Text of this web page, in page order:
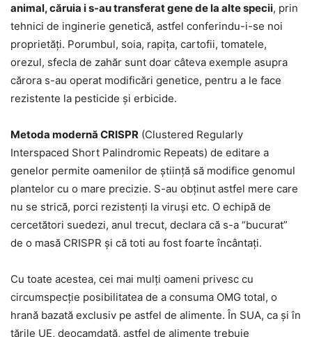
animal, căruia i s-au transferat gene de la alte specii, prin
tehnici de inginerie genetică, astfel conferindu-i-se noi
proprietăţi. Porumbul, soia, rapiţa, cartofii, tomatele,
orezul, sfecla de zahăr sunt doar câteva exemple asupra
cărora s-au operat modificări genetice, pentru a le face
rezistente la pesticide şi erbicide.
Metoda modernă CRISPR (Clustered Regularly
Interspaced Short Palindromic Repeats) de editare a
genelor permite oamenilor de ştiinţă să modifice genomul
plantelor cu o mare precizie. S-au obţinut astfel mere care
nu se strică, porci rezistenţi la viruşi etc. O echipă de
cercetători suedezi, anul trecut, declara că s-a “bucurat”
de o masă CRISPR şi că toti au fost foarte încântaţi.
Cu toate acestea, cei mai mulţi oameni privesc cu
circumspecţie posibilitatea de a consuma OMG total, o
hrană bazată exclusiv pe astfel de alimente. În SUA, ca şi în
ţările UE, deocamdată, astfel de alimente trebuie